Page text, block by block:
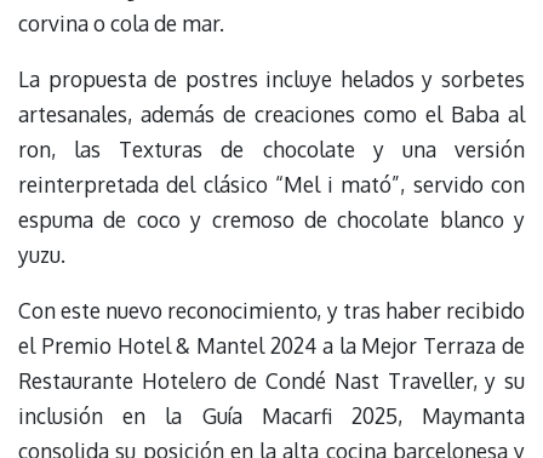
corvina o cola de mar.
La propuesta de postres incluye helados y sorbetes
artesanales, además de creaciones como el Baba al
ron, las Texturas de chocolate y una versión
reinterpretada del clásico “Mel i mató”, servido con
espuma de coco y cremoso de chocolate blanco y
yuzu.
Con este nuevo reconocimiento, y tras haber recibido
el Premio Hotel & Mantel 2024 a la Mejor Terraza de
Restaurante Hotelero de Condé Nast Traveller, y su
inclusión en la Guía Macarfi 2025, Maymanta
consolida su posición en la alta cocina barcelonesa y